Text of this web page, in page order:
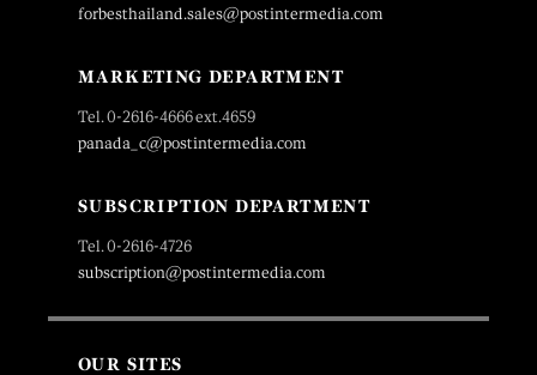
forbesthailand.sales@postintermedia.com
MARKETING DEPARTMENT
Tel. 0-2616-4666 ext.4659
panada_c@postintermedia.com
SUBSCRIPTION DEPARTMENT
Tel. 0-2616-4726
subscription@postintermedia.com
OUR SITES